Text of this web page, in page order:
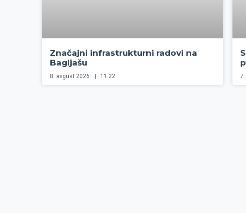
Značajni infrastrukturni radovi na
Bagljašu
8. avgust 2026. 11:22